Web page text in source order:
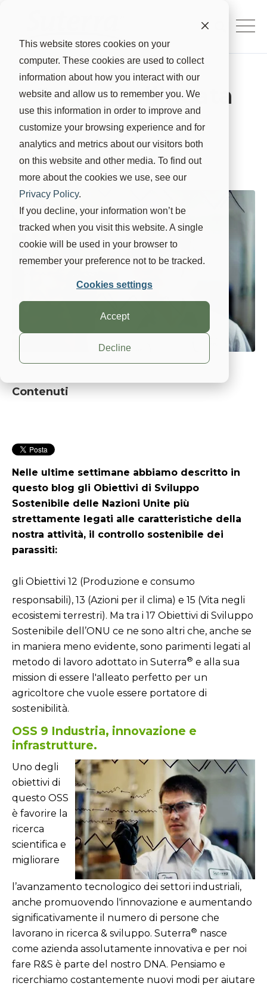
This website stores cookies on your
computer. These cookies are used to collect
information about how you interact with our
website and allow us to remember you. We
use this information in order to improve and
customize your browsing experience and for
analytics and metrics about our visitors both
on this website and other media. To find out
more about the cookies we use, see our
Privacy Policy.
If you decline, your information won’t be
tracked when you visit this website. A single
cookie will be used in your browser to
remember your preference not to be tracked.
Cookies settings
Accept
Decline
Suterra allineata
con gli OSS
Contenuti
Nelle ultime settimane abbiamo descritto in
questo blog gli Obiettivi di Sviluppo
Sostenibile delle Nazioni Unite più
strettamente legati alle caratteristiche della
nostra attività, il controllo sostenibile dei
parassiti:
gli Obiettivi 12 (Produzione e consumo
responsabili), 13 (Azioni per il clima) e 15 (Vita negli
ecosistemi terrestri). Ma tra i 17 Obiettivi di Sviluppo
Sostenibile dell’ONU ce ne sono altri che, anche se
in maniera meno evidente, sono parimenti legati al
metodo di lavoro adottato in Suterra® e alla sua
mission di essere l'alleato perfetto per un
agricoltore che vuole essere portatore di
sostenibilità.
OSS 9 Industria, innovazione e
infrastrutture.
Uno degli
obiettivi di
questo OSS
è favorire la
ricerca
scientifica e
migliorare
l’avanzamento tecnologico dei settori industriali,
anche promuovendo l'innovazione e aumentando
significativamente il numero di persone che
lavorano in ricerca & sviluppo. Suterra® nasce
come azienda assolutamente innovativa e per noi
fare R&S è parte del nostro DNA. Pensiamo e
ricerchiamo costantemente nuovi modi per aiutare